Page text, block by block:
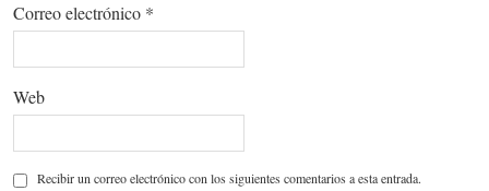
Correo electrónico *
Web
Recibir un correo electrónico con los siguientes comentarios a esta entrada.